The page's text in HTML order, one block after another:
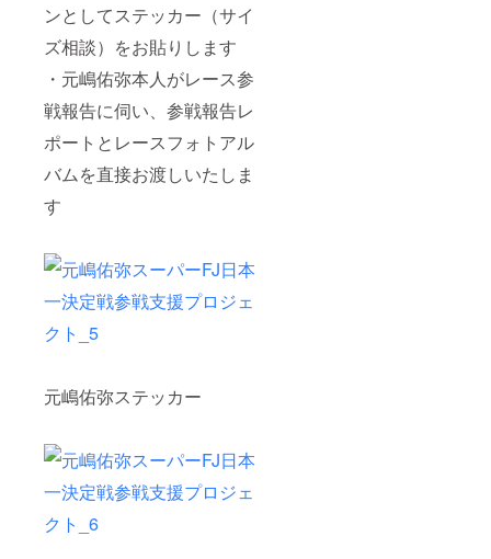
ンとしてステッカー（サイ
ズ相談）をお貼りします
・元嶋佑弥本人がレース参
戦報告に伺い、参戦報告レ
ポートとレースフォトアル
バムを直接お渡しいたしま
す
元嶋佑弥ステッカー